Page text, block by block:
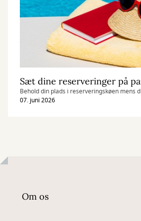
Sæt dine reserveringer på
Behold din plads i reserveringskøen mens
07. juni 2026
Om os